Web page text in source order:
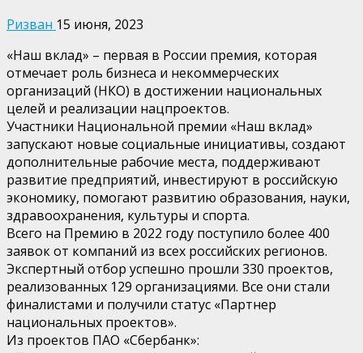
Ризван 15 июня, 2023
«Наш вклад» – первая в России премия, которая
отмечает роль бизнеса и некоммерческих
организаций (НКО) в достижении национальных
целей и реализации нацпроектов.
Участники Национальной премии «Наш вклад»
запускают новые социальные инициативы, создают
дополнительные рабочие места, поддерживают
развитие предприятий, инвестируют в российскую
экономику, помогают развитию образования, науки,
здравоохранения, культуры и спорта.
Всего на Премию в 2022 году поступило более 400
заявок от компаний из всех российских регионов.
Экспертный отбор успешно прошли 330 проектов,
реализованных 129 организациями. Все они стали
финалистами и получили статус «Партнер
национальных проектов».
Из проектов ПАО «Сбербанк»: